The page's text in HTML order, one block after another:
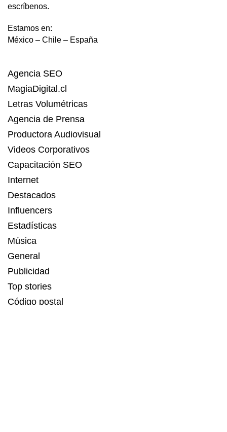
escríbenos.
Estamos en:
México – Chile – España
Agencia SEO
MagiaDigital.cl
Letras Volumétricas
Agencia de Prensa
Productora Audiovisual
Videos Corporativos
Capacitación SEO
Internet
Destacados
Influencers
Estadísticas
Música
General
Publicidad
Top stories
Código postal